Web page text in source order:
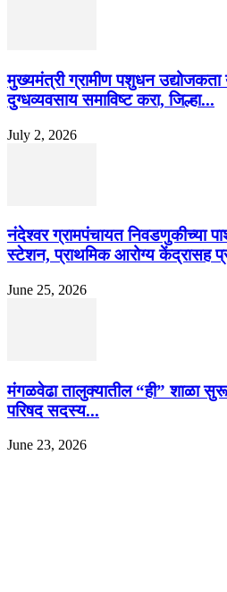
मुख्यमंत्री ग्रामीण पशुधन
दुग्धव्यवसाय समाविष्ट करा, जिल्हा...
July 2, 2026
नंदेश्वर ग्रामपंचायत निवडणुकीच्या
स्टेशन, प्राथमिक आरोग्य केंद्रासह
June 25, 2026
मंगळवेढा तालुक्यातील “ही” शाळा
परिषद सदस्य...
June 23, 2026